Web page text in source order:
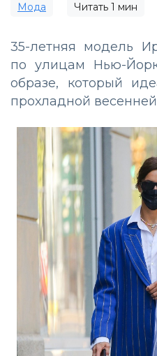
Мода Читать 1 мин
35-летняя модель
по улицам Нью-
образе, который
прохладной